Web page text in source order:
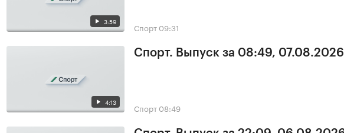
3:59 Спорт 09:31
4:13
Спорт. Выпуск за 08:49, 07.08.2026
Спорт 08:49